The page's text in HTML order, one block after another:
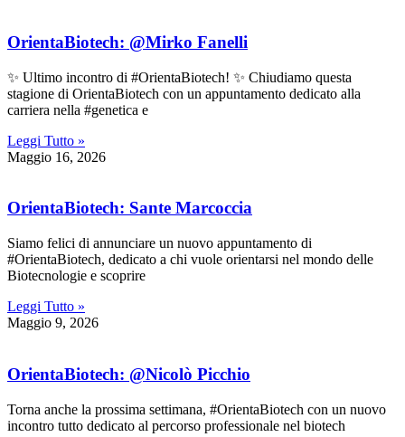
OrientaBiotech: @Mirko Fanelli
✨ Ultimo incontro di #OrientaBiotech! ✨ Chiudiamo questa
stagione di OrientaBiotech con un appuntamento dedicato alla
carriera nella #genetica e
Leggi Tutto »
Maggio 16, 2026
OrientaBiotech: Sante Marcoccia
Siamo felici di annunciare un nuovo appuntamento di
#OrientaBiotech, dedicato a chi vuole orientarsi nel mondo delle
Biotecnologie e scoprire
Leggi Tutto »
Maggio 9, 2026
OrientaBiotech: @Nicolò Picchio
Torna anche la prossima settimana, #OrientaBiotech con un nuovo
incontro tutto dedicato al percorso professionale nel biotech